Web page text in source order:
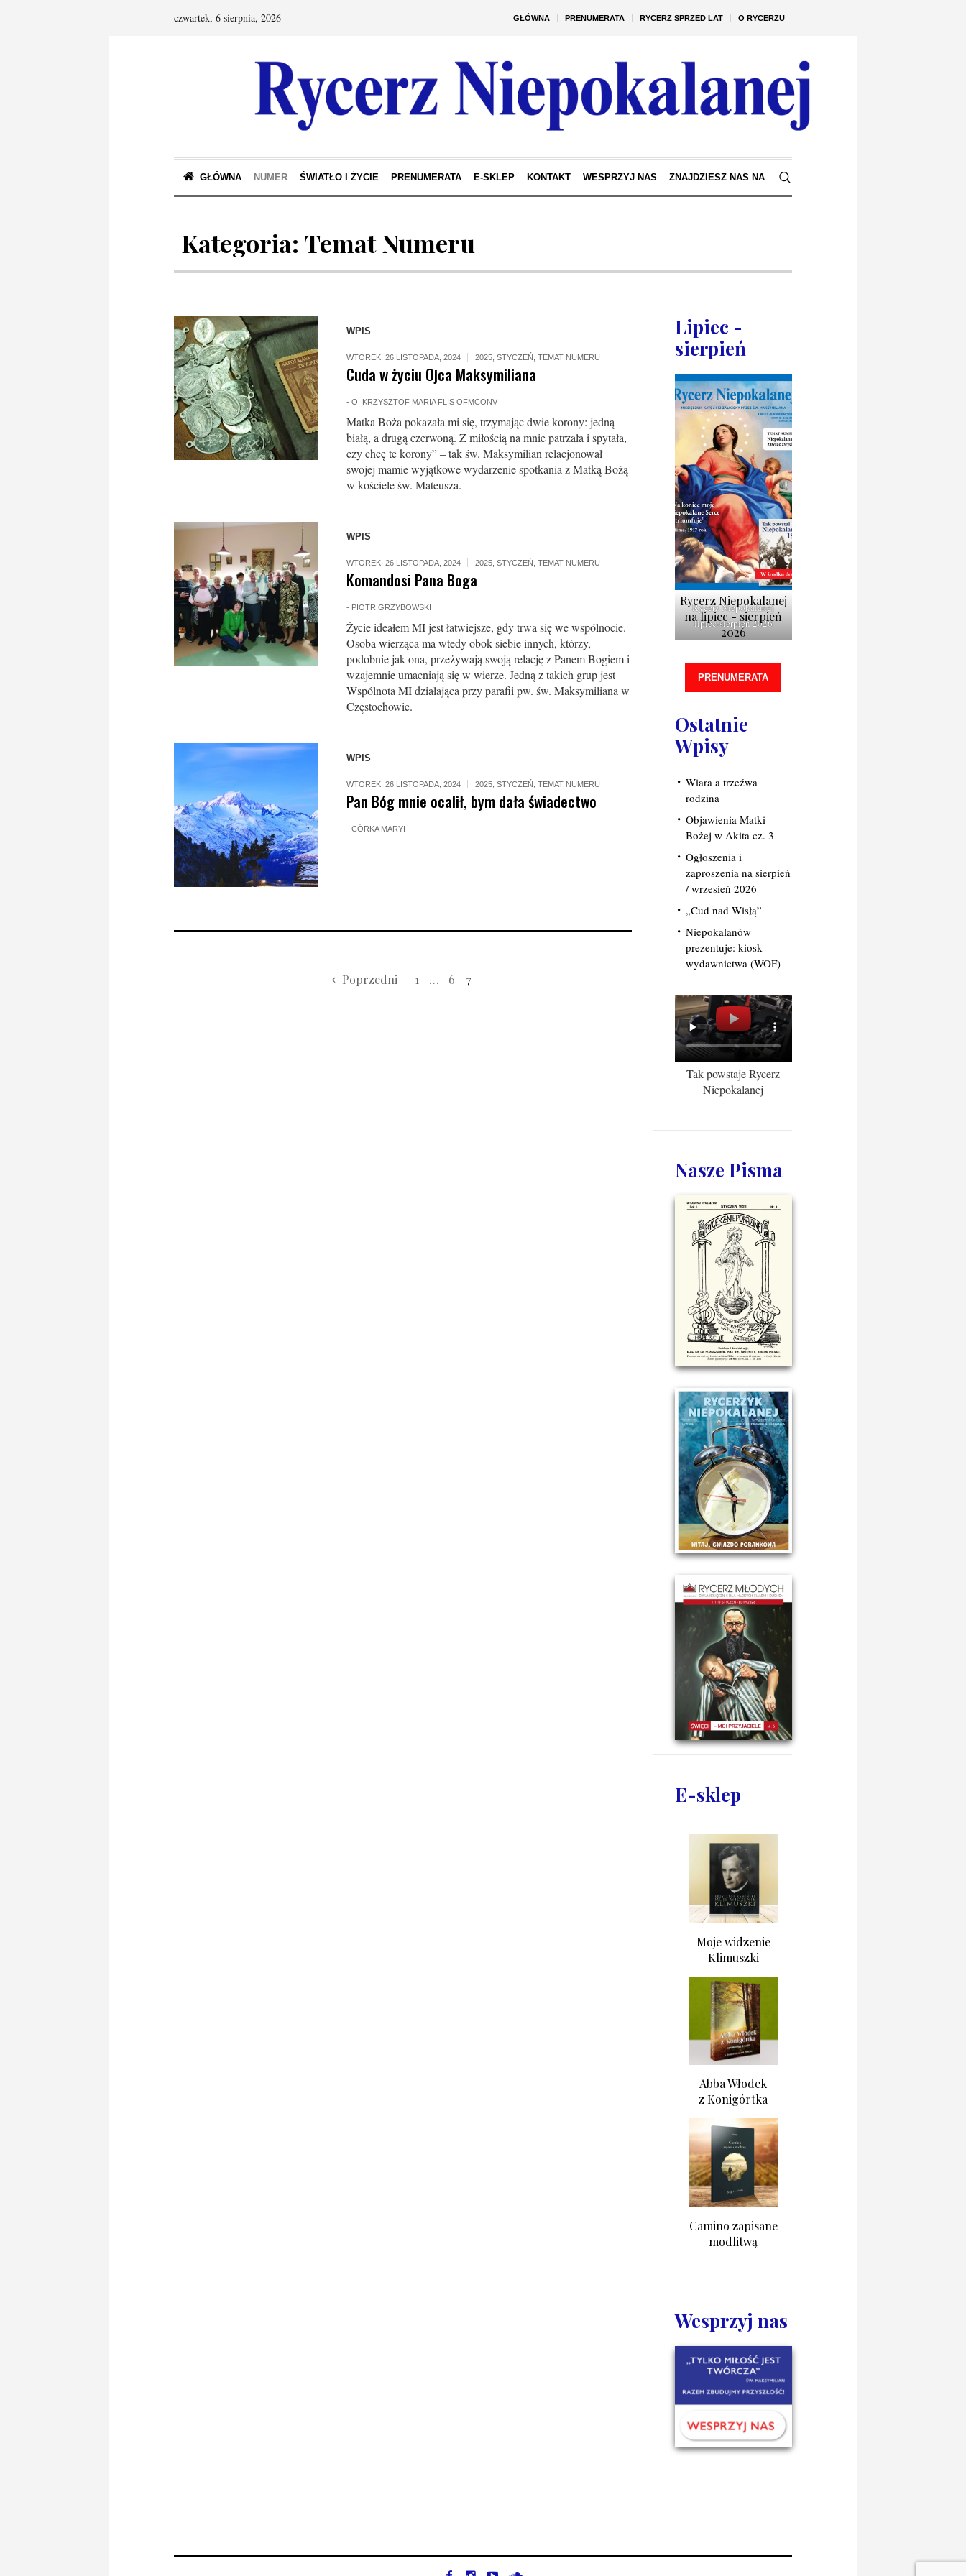
GŁÓWNA PRENUMERATA RYCERZ SPRZED LAT O RYCERZU
czwartek, 6 sierpnia, 2026
GŁÓWNA NUMER ŚWIATŁO I ŻYCIE PRENUMERATA E-SKLEP KONTAKT WESPRZYJ NAS ZNAJDZIESZ NAS NA
Kategoria: Temat Numeru
WPIS
WTOREK, 26 LISTOPADA, 2024 2025, STYCZEŃ TEMAT NUMERU
Cuda w życiu Ojca Maksymiliana
- O. KRZYSZTOF MARIA FLIS OFMCONV
Matka Boża pokazała mi się, trzymając dwie korony: jedną
białą, a drugą czerwoną. Z miłością na mnie patrzała i spytała,
czy chcę te korony” – tak św. Maksymilian relacjonował
swojej mamie wyjątkowe wydarzenie spotkania z Matką Bożą
w kościele św. Mateusza.
WPIS
WTOREK, 26 LISTOPADA, 2024 2025, STYCZEŃ TEMAT NUMERU
Komandosi Pana Boga
- PIOTR GRZYBOWSKI
Życie ideałem MI jest łatwiejsze, gdy trwa się we wspólnocie.
Osoba wierząca ma wtedy obok siebie innych, którzy,
podobnie jak ona, przeżywają swoją relację z Panem Bogiem i
wzajemnie umacniają się w wierze. Jedną z takich grup jest
Wspólnota MI działająca przy parafii pw. św. Maksymiliana w
Częstochowie.
WPIS
WTOREK, 26 LISTOPADA, 2024 2025, STYCZEŃ TEMAT NUMERU
Pan Bóg mnie ocalił, bym dała świadectwo
- CÓRKA MARYI
Poprzedni 1 … 6 7
Lipiec -
sierpień
Rycerz Niepokalanej
lipiec-sierpień 2026
Rycerz Niepokalanej
na lipiec - sierpień
2026
PRENUMERATA
Ostatnie
Wpisy
Wiara a trzeźwa
rodzina
Objawienia Matki
Bożej w Akita cz. 3
Ogłoszenia i
zaproszenia na sierpień
/ wrzesień 2026
„Cud nad Wisłą”
Niepokalanów
prezentuje: kiosk
wydawnictwa (WOF)
Tak powstaje Rycerz
Niepokalanej
Nasze Pisma
E-sklep
Moje widzenie
Klimuszki
Abba Włodek
z Konigórtka
Camino zapisane
modlitwą
Wesprzyj nas